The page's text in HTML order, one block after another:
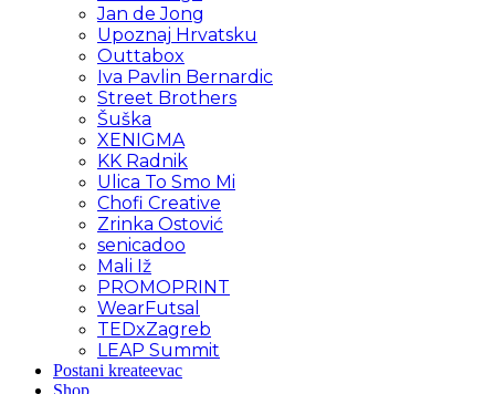
Jan de Jong
Upoznaj Hrvatsku
Outtabox
Iva Pavlin Bernardic
Street Brothers
Šuška
XENIGMA
KK Radnik
Ulica To Smo Mi
Chofi Creative
Zrinka Ostović
senicadoo
Mali Iž
PROMOPRINT
WearFutsal
TEDxZagreb
LEAP Summit
Postani kreateevac